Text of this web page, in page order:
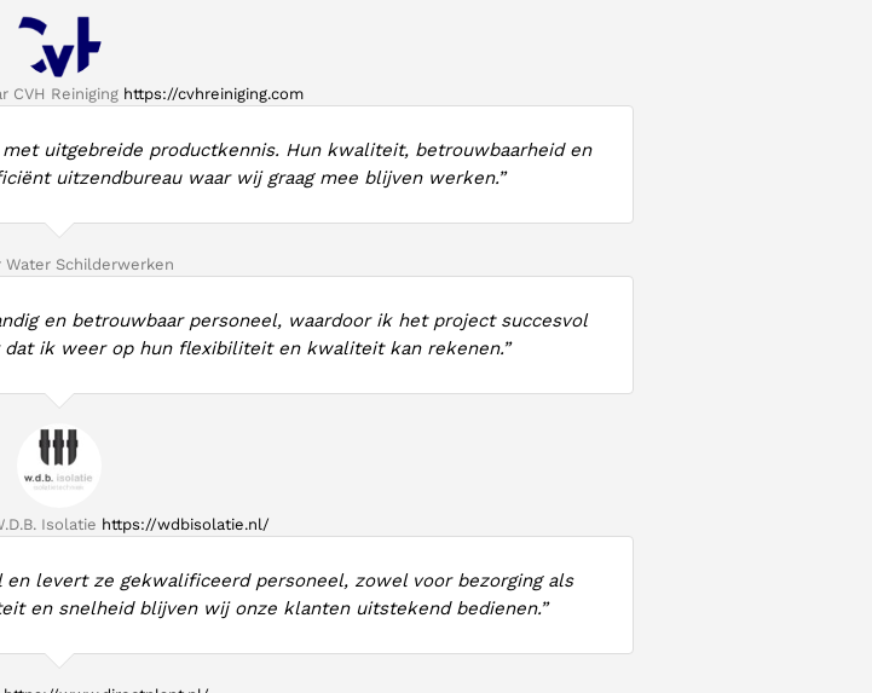
CVH Reiniging https://cvhreiniging.com
uitgebreide productkennis. Hun kwaliteit, betrouwbaarheid en
uitzendbureau waar wij graag mee blijven werken.”
Water Schilderwerken
en betrouwbaar personeel, waardoor ik het project succesvol
ik weer op hun flexibiliteit en kwaliteit kan rekenen.”
Isolatie https://wdbisolatie.nl/
levert ze gekwalificeerd personeel, zowel voor bezorging als
en snelheid blijven wij onze klanten uitstekend bedienen.”